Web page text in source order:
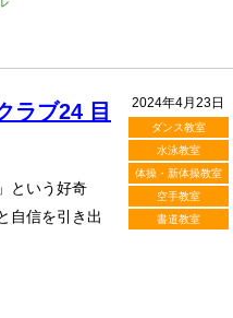
2024年4月23日
ダンス教室
水泳教室
体操・新体操教室
空手教室
書道教室
ラブ24 目
という好奇
自信を引き出